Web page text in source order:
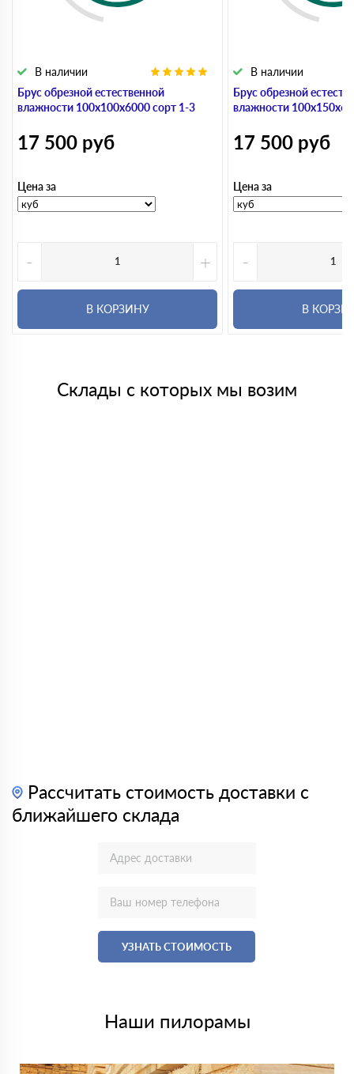
Брус обрезной естественной
влажности 100х100х6000 сорт 1-3
В наличии
17 500 руб
Цена за
- +
В КОРЗИНУ
Брус обрезной
влажности
В наличии
17 500 руб
Цена за
-
В
Склады с которых мы возим
Рассчитать стоимость доставки с
ближайшего склада
УЗНАТЬ СТОИМОСТЬ
Наши пилорамы